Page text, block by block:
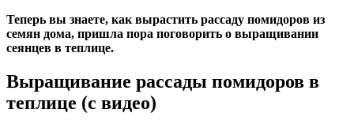
Теперь вы знаете, как вырастить рассаду помидоров из
семян дома, пришла пора поговорить о выращивании
сеянцев в теплице.
Выращивание рассады помидоров в
теплице (с видео)